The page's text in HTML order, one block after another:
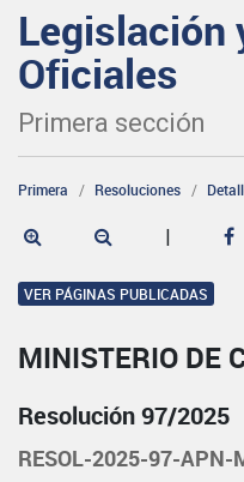
Legislación
Oficiales
Primera sección
Primera Resoluciones
|
VER PÁGINAS PUBLICADAS
MINISTERIO DE
Resolución 97/2025
RESOL-2025-97-APN-